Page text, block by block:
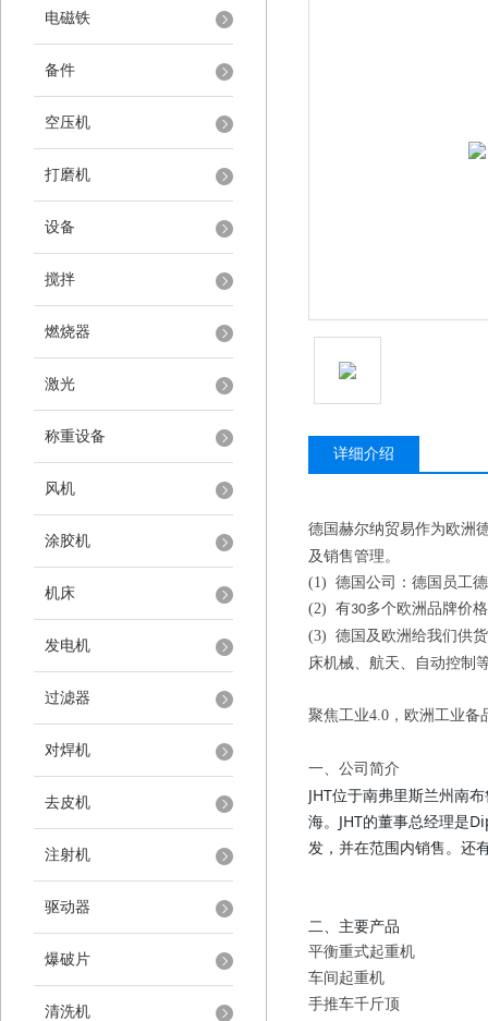
电磁铁
备件
空压机
打磨机
设备
搅拌
燃烧器
激光
称重设备
风机
涂胶机
机床
发电机
过滤器
对焊机
去皮机
注射机
驱动器
爆破片
清洗机
详细介绍
德国赫尔纳贸易作为欧洲
及销售管理。
(1) 德国公司：德国员工
(2) 有30多个欧洲品牌价
(3) 德国及欧洲给我们供
床机械、航天、自动控制
聚焦工业4.0 ，欧洲工业
一、 公司简介
JHT位于南弗里斯兰州南
海。JHT的董事总经理是
发，并在范围内销售。还
二、主要产品
平衡重式起重机
车间起重机
手推车千斤顶